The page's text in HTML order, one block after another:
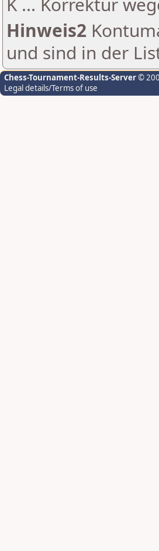
Hinweis2
und sind in der
Chess-Tournament-Results-Server©
Legal details/Terms of use